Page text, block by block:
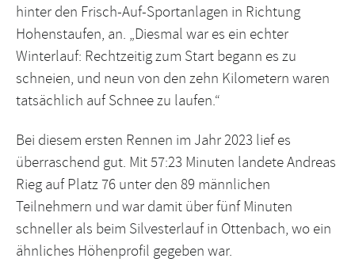
hinter den Frisch-Auf-Sportanlagen in Richtung
Hohenstaufen, an. „Diesmal war es ein echter
Winterlauf: Rechtzeitig zum Start begann es zu
schneien, und neun von den zehn Kilometern waren
tatsächlich auf Schnee zu laufen.“
Bei diesem ersten Rennen im Jahr 2023 lief es
überraschend gut. Mit 57:23 Minuten landete Andreas
Rieg auf Platz 76 unter den 89 männlichen
Teilnehmern und war damit über fünf Minuten
schneller als beim Silvesterlauf in Ottenbach, wo ein
ähnliches Höhenprofil gegeben war.